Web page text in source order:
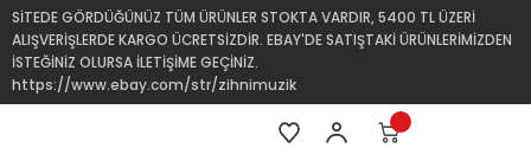
SİTEDE GÖRDÜĞÜNÜZ TÜM ÜRÜNLER STOKTA VARDIR, 5400 TL ÜZERİ
ALIŞVERİŞLERDE KARGO ÜCRETSİZDİR. EBAY'DE SATIŞTAKİ ÜRÜNLERİMİZDEN
İSTEĞİNİZ OLURSA İLETİŞİME GEÇİNİZ.
https://www.ebay.com/str/zihnimuzik